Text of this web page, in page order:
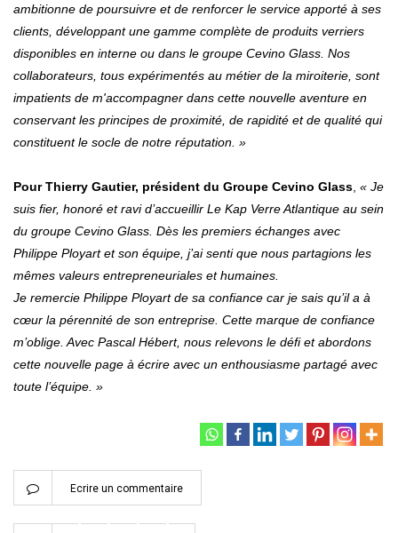
ambitionne de poursuivre et de renforcer le service apporté à ses
clients, développant une gamme complète de produits verriers
disponibles en interne ou dans le groupe Cevino Glass. Nos
collaborateurs, tous expérimentés au métier de la miroiterie, sont
impatients de m'accompagner dans cette nouvelle aventure en
conservant les principes de proximité, de rapidité et de qualité qui
constituent le socle de notre réputation. »
Pour Thierry Gautier, président du Groupe Cevino Glass « Je
suis fier, honoré et ravi d’accueillir Le Kap Verre Atlantique au sein
du groupe Cevino Glass. Dès les premiers échanges avec
Philippe Ployart et son équipe, j’ai senti que nous partagions les
mêmes valeurs entrepreneuriales et humaines.
Je remercie Philippe Ployart de sa confiance car je sais qu’il a à
cœur la pérennité de son entreprise. Cette marque de confiance
m’oblige. Avec Pascal Hébert, nous relevons le défi et abordons
cette nouvelle page à écrire avec un enthousiasme partagé avec
toute l’équipe. »
Ecrire un commentaire